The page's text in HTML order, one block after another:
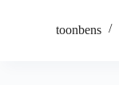
toonbens